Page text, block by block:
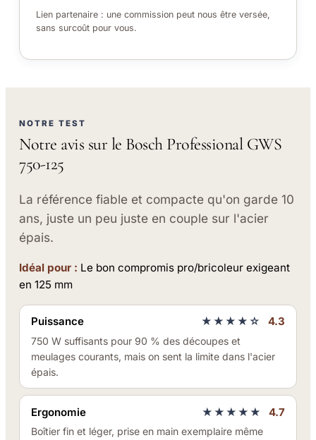
Lien partenaire : une commission peut nous être versée,
sans surcoût pour vous.
NOTRE TEST
Notre avis sur le Bosch Professional GWS
750-125
La référence fiable et compacte qu'on garde 10
ans, juste un peu juste en couple sur l'acier
épais.
Idéal pour : Le bon compromis pro/bricoleur exigeant
en 125 mm
Puissance ★★★★☆ 4.3
750 W suffisants pour 90 % des découpes et
meulages courants, mais on sent la limite dans l'acier
épais.
Ergonomie ★★★★★ 4.7
Boîtier fin et léger, prise en main exemplaire même